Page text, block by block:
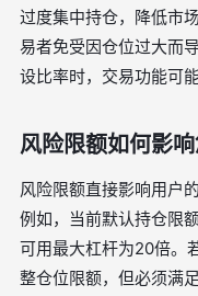
过度集中持仓，降低市
易者免受因仓位过大而
设比率时，交易功能可
风险限额如何影响
风险限额直接影响用户
例如，当前默认持仓限
可用最大杠杆为20倍。
整仓位限额，但必须满